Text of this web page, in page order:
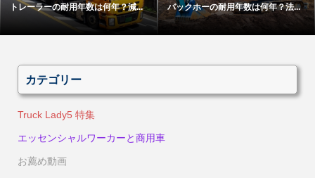
トレーラーの耐用年数は何年？減... バックホーの耐用年数は何年？法...
カテゴリー
Truck Lady5 特集
エッセンシャルワーカーと商用車
お薦め動画